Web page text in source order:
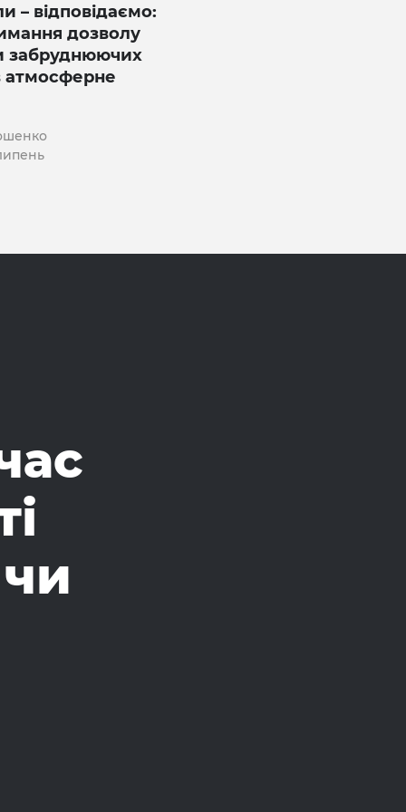
– відповідаємо:
дозволу
забруднюючих
атмосферне